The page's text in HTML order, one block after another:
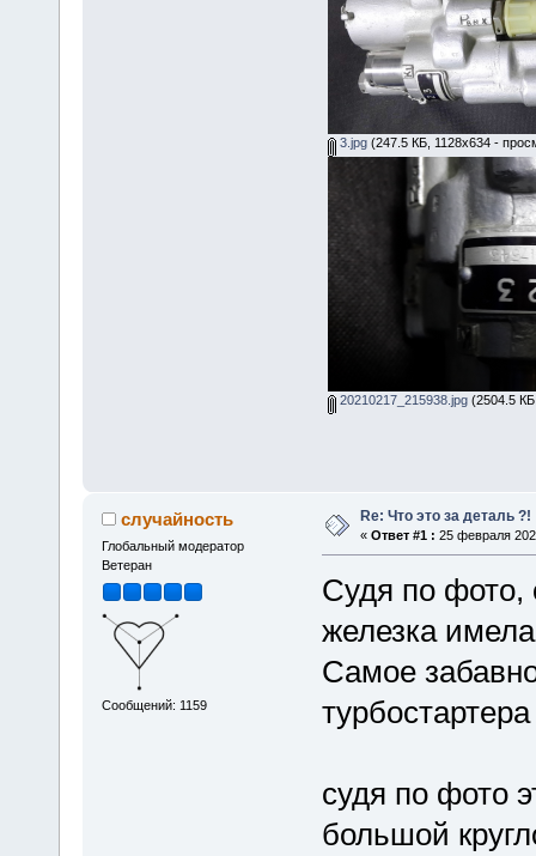
3.jpg(247.5 КБ, 1128x634 -
20210217_215938.jpg(2504.5
случайность
Глобальный модератор
Ветеран
Сообщений: 1159
Re: Что это за деталь ?!
« Ответ #1 : 25 февраля
Судя по фото,
железка
Самое
судя по фото
большой